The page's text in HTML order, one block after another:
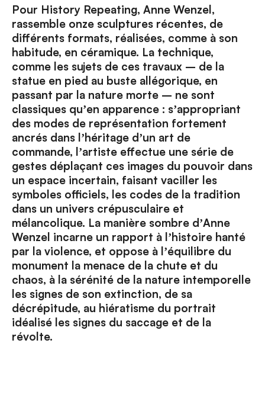
Pour History Repeating, Anne Wenzel,
rassemble onze sculptures récentes, de
différents formats, réalisées, comme à son
habitude, en céramique. La technique,
comme les sujets de ces travaux – de la
statue en pied au buste allégorique, en
passant par la nature morte – ne sont
classiques quʼen apparence : sʼappropriant
des modes de représentation fortement
ancrés dans lʼhéritage dʼun art de
commande, lʼartiste effectue une série de
gestes déplaçant ces images du pouvoir dans
un espace incertain, faisant vaciller les
symboles officiels, les codes de la tradition
dans un univers crépusculaire et
mélancolique. La manière sombre dʼAnne
Wenzel incarne un rapport à lʼhistoire hanté
par la violence, et oppose à lʼéquilibre du
monument la menace de la chute et du
chaos, à la sérénité de la nature intemporelle
les signes de son extinction, de sa
décrépitude, au hiératisme du portrait
idéalisé les signes du saccage et de la
révolte.